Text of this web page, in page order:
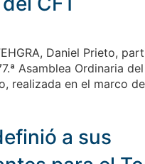
Daniel Prieto,
Asamblea Ordinaria
realizada en el marco
a sus